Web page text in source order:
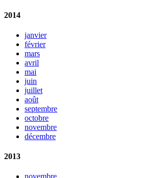
2014
janvier
février
mars
avril
mai
juin
juillet
août
septembre
octobre
novembre
décembre
2013